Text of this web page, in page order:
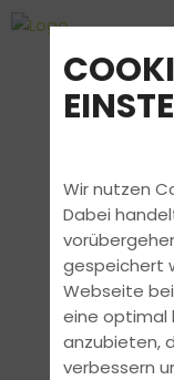
Wir nutzen
Dabei
gespeichert
Webseite
eine optimal
anzubieten,
verbessern